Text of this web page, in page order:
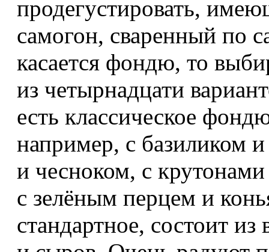
продегустировать,
самогон, сваренный по
касается фондю, то
из четырнадцати
есть классическое
например, с базиликом
и чесноком, с
с зелёным перцем и
стандартное, состоит